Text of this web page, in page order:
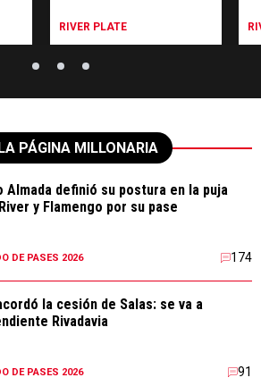
RIVER PLATE
PÁGINA MILLONARIA
Almada definió su postura en la puja
y Flamengo por su pase
DE PASES 2026 174
la cesión de Salas: se va a
Rivadavia
DE PASES 2026 91